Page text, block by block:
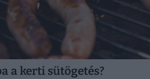
a kerti sütögetés?